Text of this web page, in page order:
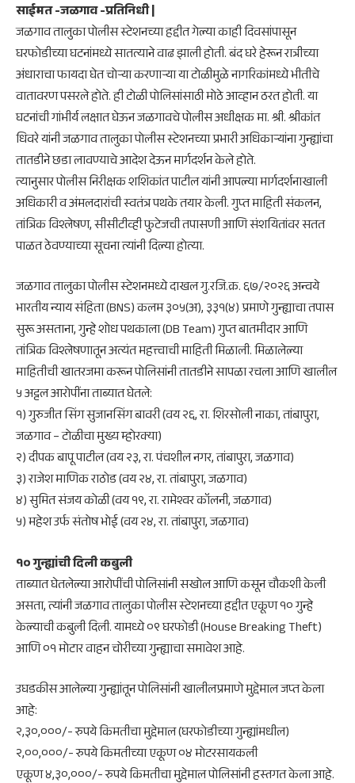
साईमत -जळगाव -प्रतिनिधी |
जळगाव तालुका पोलीस स्टेशनच्या हद्दीत गेल्या काही दिवसांपासून
घरफोडीच्या घटनांमध्ये सातत्याने वाढ झाली होती. बंद घरे हेरून रात्रीच्या
अंधाराचा फायदा घेत चोऱ्या करणाऱ्या या टोळीमुळे नागरिकांमध्ये भीतीचे
वातावरण पसरले होते. ही टोळी पोलिसांसाठी मोठे आव्हान ठरत होती. या
घटनांची गांभीर्य लक्षात घेऊन जळगावचे पोलीस अधीक्षक मा. श्री. श्रीकांत
धिवरे यांनी जळगाव तालुका पोलीस स्टेशनच्या प्रभारी अधिकाऱ्यांना गुन्ह्यांचा
तातडीने छडा लावण्याचे आदेश देऊन मार्गदर्शन केले होते.
​त्यानुसार पोलीस निरीक्षक शशिकांत पाटील यांनी आपल्या मार्गदर्शनाखाली
अधिकारी व अंमलदारांची स्वतंत्र पथके तयार केली. गुप्त माहिती संकलन,
तांत्रिक विश्लेषण, सीसीटीव्ही फुटेजची तपासणी आणि संशयितांवर सतत
पाळत ठेवण्याच्या सूचना त्यांनी दिल्या होत्या.
​जळगाव तालुका पोलीस स्टेशनमध्ये दाखल गु.रजि.क्र. ६७/२०२६ अन्वये
भारतीय न्याय संहिता (BNS) कलम ३०५(अ), ३३१(४) प्रमाणे गुन्ह्याचा तपास
सुरू असताना, गुन्हे शोध पथकाला (DB Team) गुप्त बातमीदार आणि
तांत्रिक विश्लेषणातून अत्यंत महत्त्वाची माहिती मिळाली. मिळालेल्या
माहितीची खातरजमा करून पोलिसांनी तातडीने सापळा रचला आणि खालील
५ अट्टल आरोपींना ताब्यात घेतले:
​१) गुरुजीत सिंग सुजानसिंग बावरी (वय २६, रा. शिरसोली नाका, तांबापुरा,
जळगाव – टोळीचा मुख्य म्‍होरक्या)
२) दीपक बापू पाटील (वय २३, रा. पंचशील नगर, तांबापुरा, जळगाव)
३) राजेश माणिक राठोड (वय २४, रा. तांबापुरा, जळगाव)
४) सुमित संजय कोळी (वय १९, रा. रामेश्वर कॉलनी, जळगाव)
५) महेश उर्फ संतोष भोई (वय २४, रा. तांबापुरा, जळगाव)
​१० गुन्ह्यांची दिली कबुली
​ताब्यात घेतलेल्या आरोपींची पोलिसांनी सखोल आणि कसून चौकशी केली
असता, त्यांनी जळगाव तालुका पोलीस स्टेशनच्या हद्दीत एकूण १० गुन्हे
केल्याची कबुली दिली. यामध्ये ०९ घरफोडी (House Breaking Theft)
आणि ०१ मोटार वाहन चोरीच्या गुन्ह्याचा समावेश आहे.
​उघडकीस आलेल्या गुन्ह्यांतून पोलिसांनी खालीलप्रमाणे मुद्देमाल जप्त केला
आहे:
​२,३०,०००/- रुपये किमतीचा मुद्देमाल (घरफोडीच्या गुन्ह्यांमधील)
​२,००,०००/- रुपये किमतीच्या एकूण ०४ मोटरसायकली
​एकूण ४,३०,०००/- रुपये किमतीचा मुद्देमाल पोलिसांनी हस्तगत केला आहे.